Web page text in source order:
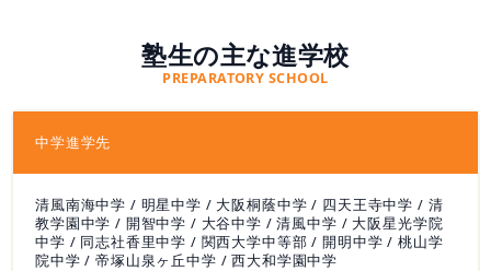
塾生の主な進学校
PREPARATORY SCHOOL
中学進学先
清風南海中学 / 明星中学 / 大阪桐蔭中学 / 四天王寺中学 / 清
教学園中学 / 開智中学 / 大谷中学 / 清風中学 / 大阪星光学院
中学 / 同志社香里中学 / 関西大学中等部 / 開明中学 / 桃山学
院中学 / 帝塚山泉ヶ丘中学 / 西大和学園中学